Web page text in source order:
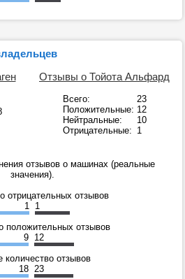
Отзывы о Тойота Альфард
Всего:
23
Положительные: 12
Нейтральные:
10
Отрицательные: 1
отзывов о машинах (реальные
значения).
отрицательных отзывов
1 1
положительных отзывов
9 12
отзывов
18 23